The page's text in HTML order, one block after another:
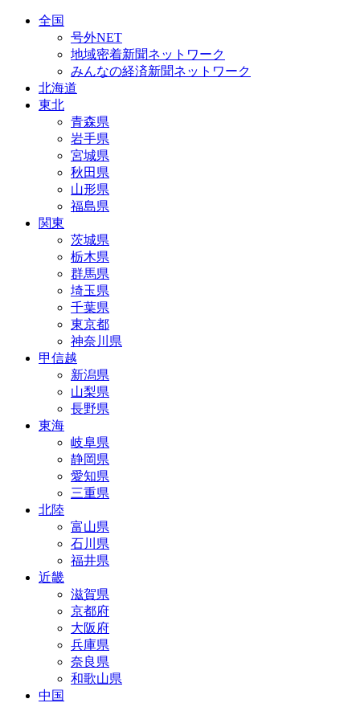
全国
号外NET
地域密着新聞ネットワーク
みんなの経済新聞ネットワーク
北海道
東北
青森県
岩手県
宮城県
秋田県
山形県
福島県
関東
茨城県
栃木県
群馬県
埼玉県
千葉県
東京都
神奈川県
甲信越
新潟県
山梨県
長野県
東海
岐阜県
静岡県
愛知県
三重県
北陸
富山県
石川県
福井県
近畿
滋賀県
京都府
大阪府
兵庫県
奈良県
和歌山県
中国